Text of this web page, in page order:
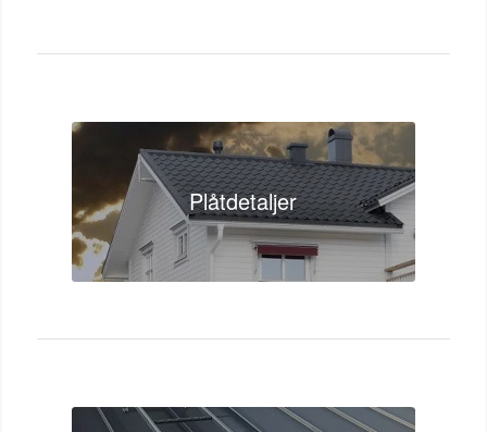
Plåtdetaljer